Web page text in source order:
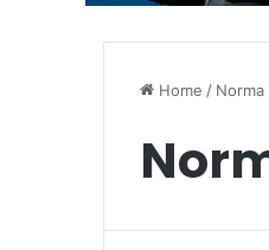
Home /